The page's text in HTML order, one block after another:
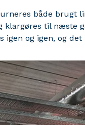
både brugt
klargøres til næste
igen og igen, og